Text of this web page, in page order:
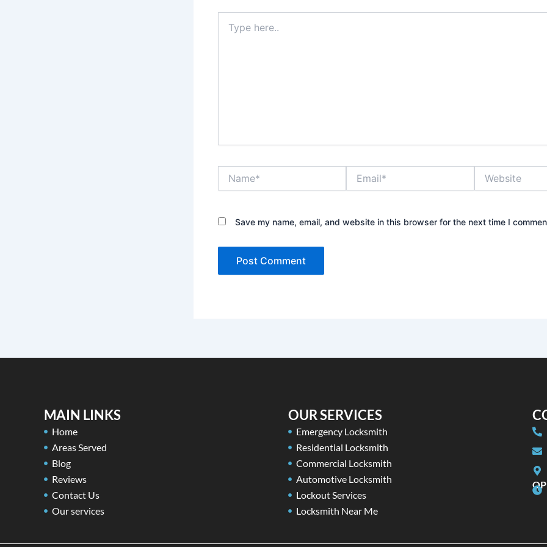
here..
Save my name, email, and website in this browser for the next time I
MAIN LINKS
Home
Areas Served
Blog
Reviews
Contact Us
Our services
OUR SERVICES
Emergency Locksmith
Residential Locksmith
Commercial Locksmith
Automotive Locksmith
Lockout Services
Locksmith Near Me